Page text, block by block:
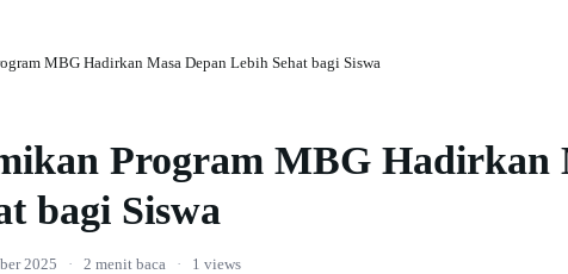
MBG Hadirkan Masa Depan Lebih Sehat bagi Siswa
Program MBG Hadirkan
bagi Siswa
2025 · 2 menit baca · 1 views